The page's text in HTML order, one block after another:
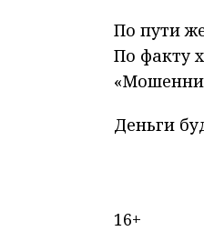
По пути
По факту
Деньги
16+